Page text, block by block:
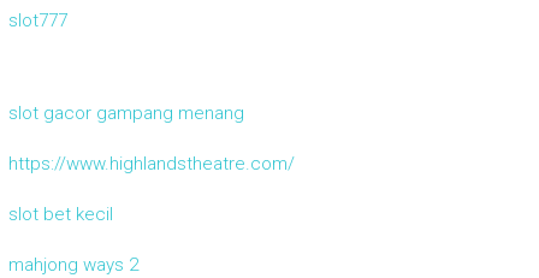
slot777
slot gacor gampang menang
https://www.highlandstheatre.com/
slot bet kecil
mahjong ways 2